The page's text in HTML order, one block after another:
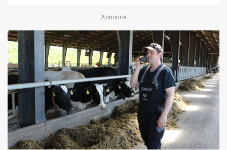
Annonce